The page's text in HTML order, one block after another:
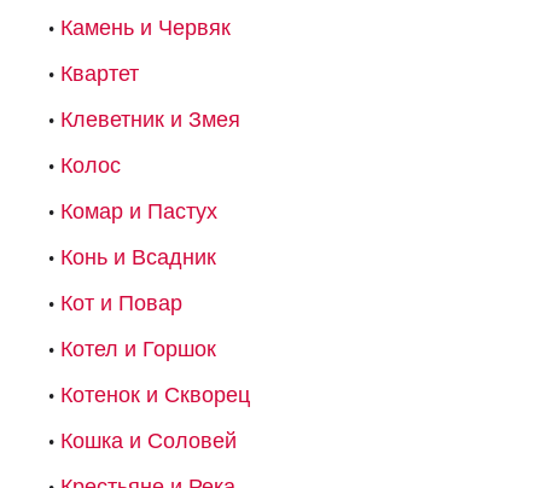
Камень и Червяк
Квартет
Клеветник и Змея
Колос
Комар и Пастух
Конь и Всадник
Кот и Повар
Котел и Горшок
Котенок и Скворец
Кошка и Соловей